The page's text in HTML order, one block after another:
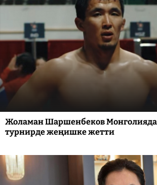
Жоламан Шаршенбеков
турнирде жеңишке жетти